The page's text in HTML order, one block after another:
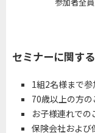
参加者全
セミナーに関す
1組2名様まで参
70歳以上の方の
お子様連れでの
保険会社および